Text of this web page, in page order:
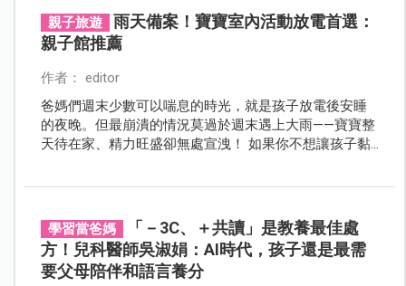
親子旅遊
雨天備案！寶寶室內活動放電首選：
親子館推薦
作者： editor
爸媽們週末少數可以喘息的時光，就是孩子放電後安睡
的夜晚。但最崩潰的情況莫過於週末遇上大雨——寶寶整
天待在家、精力旺盛卻無處宣洩！ 如果你不想讓孩子黏
學習當爸媽
「－3C、＋共讀」是教養最佳處
方！兒科醫師吳淑娟：AI時代，孩子還是最需
要父母陪伴和語言養分